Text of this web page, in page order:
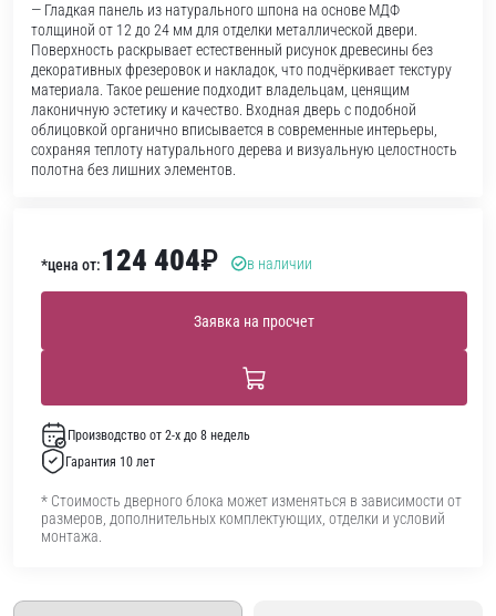
— Гладкая панель из натурального шпона на основе МДФ
толщиной от 12 до 24 мм для отделки металлической двери.
Поверхность раскрывает естественный рисунок древесины без
декоративных фрезеровок и накладок, что подчёркивает текстуру
материала. Такое решение подходит владельцам, ценящим
лаконичную эстетику и качество. Входная дверь с подобной
облицовкой органично вписывается в современные интерьеры,
сохраняя теплоту натурального дерева и визуальную целостность
полотна без лишних элементов.
*цена от:124 404₽ в наличии
Заявка на просчет
Производство от 2-х до 8 недель
Гарантия 10 лет
* Стоимость дверного блока может изменяться в зависимости от
размеров, дополнительных комплектующих, отделки и условий
монтажа.